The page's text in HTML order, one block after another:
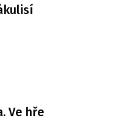
Ve hře